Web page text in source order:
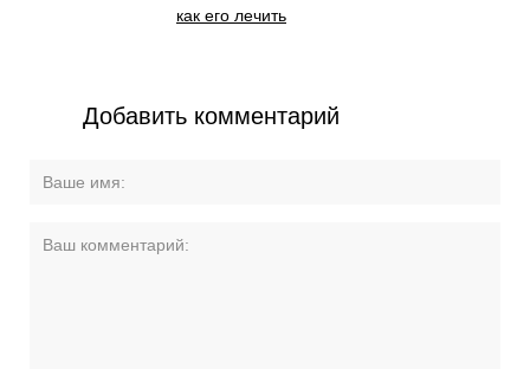
как его лечить
Добавить комментарий